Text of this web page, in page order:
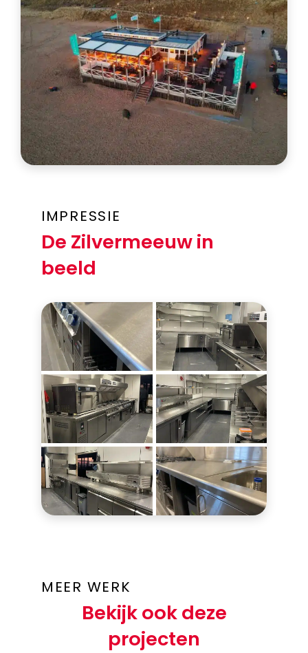
IMPRESSIE
De Zilvermeeuw in
beeld
MEER WERK
Bekijk ook deze
projecten